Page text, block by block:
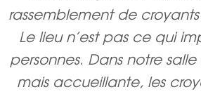
rassemblement de croyants
Le lieu n’est pas ce qui
personnes. Dans notre
mais accueillante, les